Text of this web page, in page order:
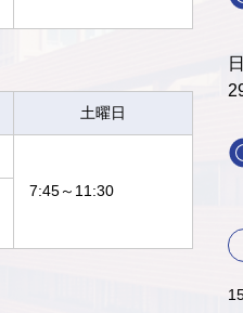
土曜日
7:45～11:30